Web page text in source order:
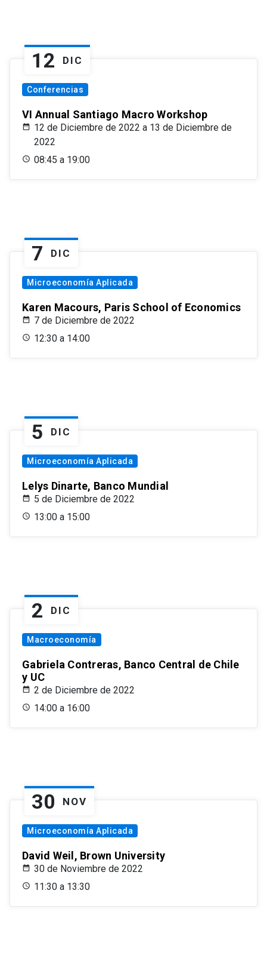
12 DIC
Conferencias
VI Annual Santiago Macro Workshop
12 de Diciembre de 2022 a 13 de Diciembre de
2022
08:45 a 19:00
7 DIC
Microeconomía Aplicada
Karen Macours, Paris School of Economics
7 de Diciembre de 2022
12:30 a 14:00
5 DIC
Microeconomía Aplicada
Lelys Dinarte, Banco Mundial
5 de Diciembre de 2022
13:00 a 15:00
2 DIC
Macroeconomía
Gabriela Contreras, Banco Central de Chile
y UC
2 de Diciembre de 2022
14:00 a 16:00
30 NOV
Microeconomía Aplicada
David Weil, Brown University
30 de Noviembre de 2022
11:30 a 13:30